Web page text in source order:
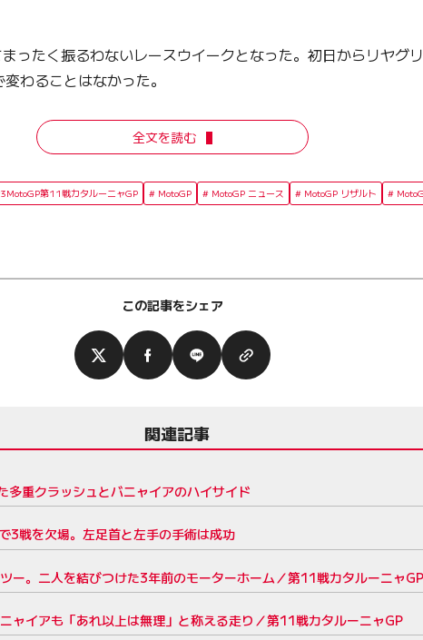
たく振るわないレースウイークとなった。初日からリヤグ
わることはなかった。
全文を読む
第11戦カタルーニャGP MotoGP MotoGP ニュース MotoGP リザルト
この記事をシェア
関連記事
重クラッシュとバニャイアのハイサイド
3戦を欠場。左足首と左手の手術は成功
ー。二人を結びつけた3年前のモーターホーム／第11戦カタルーニャGP
ャイアも「あれ以上は無理」と称える走り／第11戦カタルーニャGP